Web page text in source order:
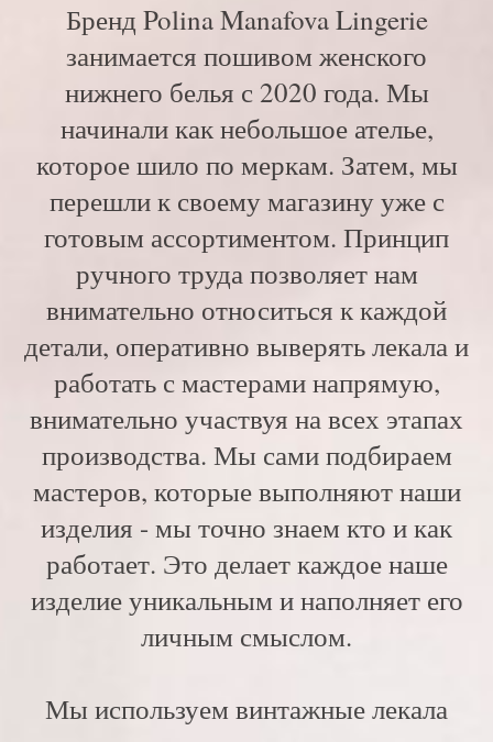
Бренд Polina Manafova Lingerie
занимается пошивом женского
нижнего белья с 2020 года. Мы
начинали как небольшое ателье,
которое шило по меркам. Затем, мы
перешли к своему магазину уже с
готовым ассортиментом. Принцип
ручного труда позволяет нам
внимательно относиться к каждой
детали, оперативно выверять лекала и
работать с мастерами напрямую,
внимательно участвуя на всех этапах
производства. Мы сами подбираем
мастеров, которые выполняют наши
изделия - мы точно знаем кто и как
работает. Это делает каждое наше
изделие уникальным и наполняет его
личным смыслом.
Мы используем винтажные лекала